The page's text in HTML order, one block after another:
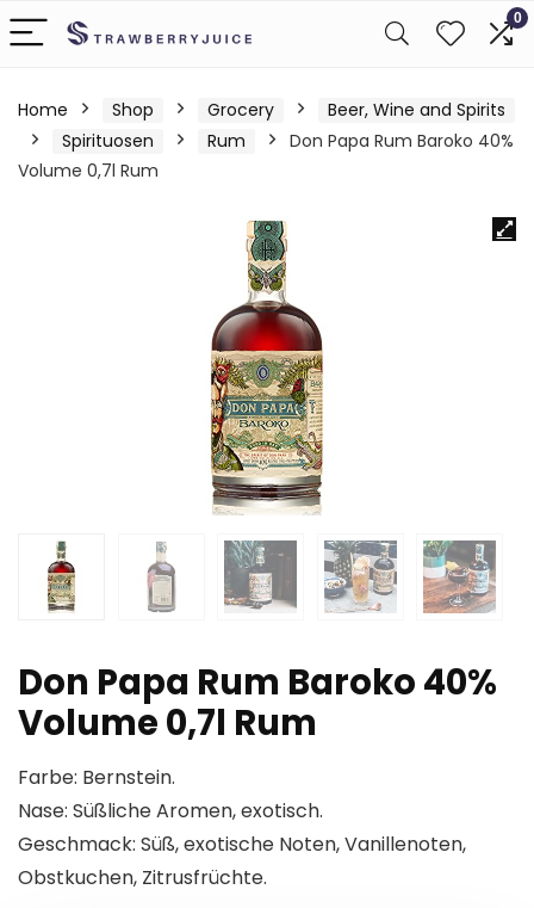
0
Home Shop Grocery
Beer, Wine and Spirits
Spirituosen
Rum
Don Papa Rum Baroko 40%
Volume 0,7l Rum
Don Papa Rum Baroko 40%
Volume 0,7l Rum
Farbe: Bernstein.
Nase: Süßliche Aromen, exotisch.
Geschmack: Süß, exotische Noten, Vanillenoten,
Obstkuchen, Zitrusfrüchte.